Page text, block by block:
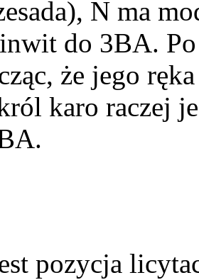
N ma
do 3BA.
że jego
karo raczej
pozycja